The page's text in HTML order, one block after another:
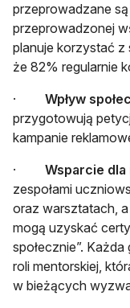
przeprowadzane
przeprowadzonej
planuje korzystać z
że 82% regularnie
· Wpływ
przygotowują
kampanie
· Wsparcie
zespołami
oraz warsztatach, a
mogą uzyskać
społecznie”.
roli mentorskiej,
w bieżących